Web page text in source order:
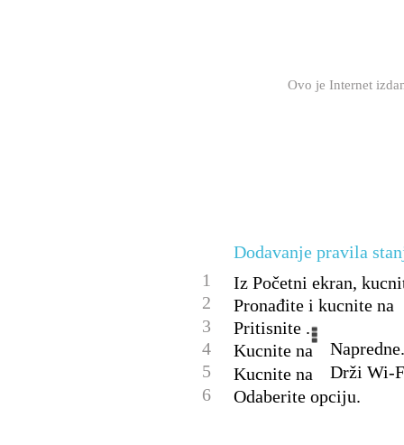
Ovo je Internet
Dodavanje pravila
1
Iz Početni ekran,
2
Pronađite i kucnite na
3
Pritisnite .
4
Kucnite na
Napredne.
5
Kucnite na
Drži Wi-
6
Odaberite opciju.